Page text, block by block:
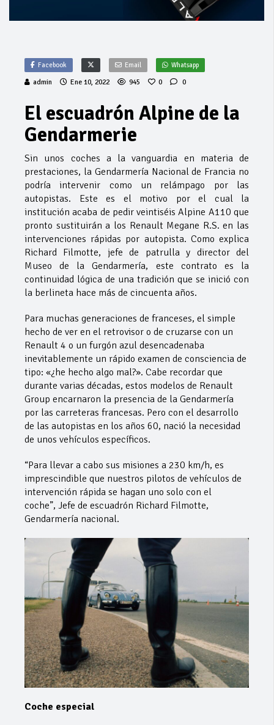
Facebook Email Whatsapp
admin Ene 10, 2022 945 0 0
El escuadrón Alpine de la
Gendarmerie
Sin unos coches a la vanguardia en materia de
prestaciones, la Gendarmería Nacional de Francia no
podría intervenir como un relámpago por las
autopistas. Este es el motivo por el cual la
institución acaba de pedir veintiséis Alpine A110 que
pronto sustituirán a los Renault Megane R.S. en las
intervenciones rápidas por autopista. Como explica
Richard Filmotte, jefe de patrulla y director del
Museo de la Gendarmería, este contrato es la
continuidad lógica de una tradición que se inició con
la berlineta hace más de cincuenta años.
Para muchas generaciones de franceses, el simple
hecho de ver en el retrovisor o de cruzarse con un
Renault 4 o un furgón azul desencadenaba
inevitablemente un rápido examen de consciencia de
tipo: «¿he hecho algo mal?». Cabe recordar que
durante varias décadas, estos modelos de Renault
Group encarnaron la presencia de la Gendarmería
por las carreteras francesas. Pero con el desarrollo
de las autopistas en los años 60, nació la necesidad
de unos vehículos específicos.
“Para llevar a cabo sus misiones a 230 km/h, es
imprescindible que nuestros pilotos de vehículos de
intervención rápida se hagan uno solo con el
coche”, Jefe de escuadrón Richard Filmotte,
Gendarmería nacional.
Coche especial